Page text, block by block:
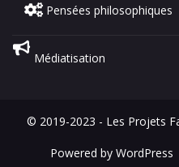
Pensées philosophiques
Médiatisation
© 2019-2023 - Les Projets
Powered by WordPress